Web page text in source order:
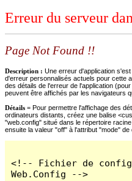
Erreur du serveur
Page Not Found !!
Description : Une erreur d'application
d'erreur personnalisés actuels pour cette
des détails de l'erreur de l'application
peuvent être affichés par les navigateurs
Détails = Pour permettre l'affichage des
ordinateurs distants, créez une balise
"web.config" situé dans le répertoire
ensuite la valeur "off" à l'attribut "mode"
<!-- Fichier de
Web.Config -->